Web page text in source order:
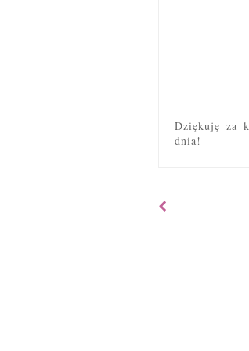
Dziękuję za
dnia!